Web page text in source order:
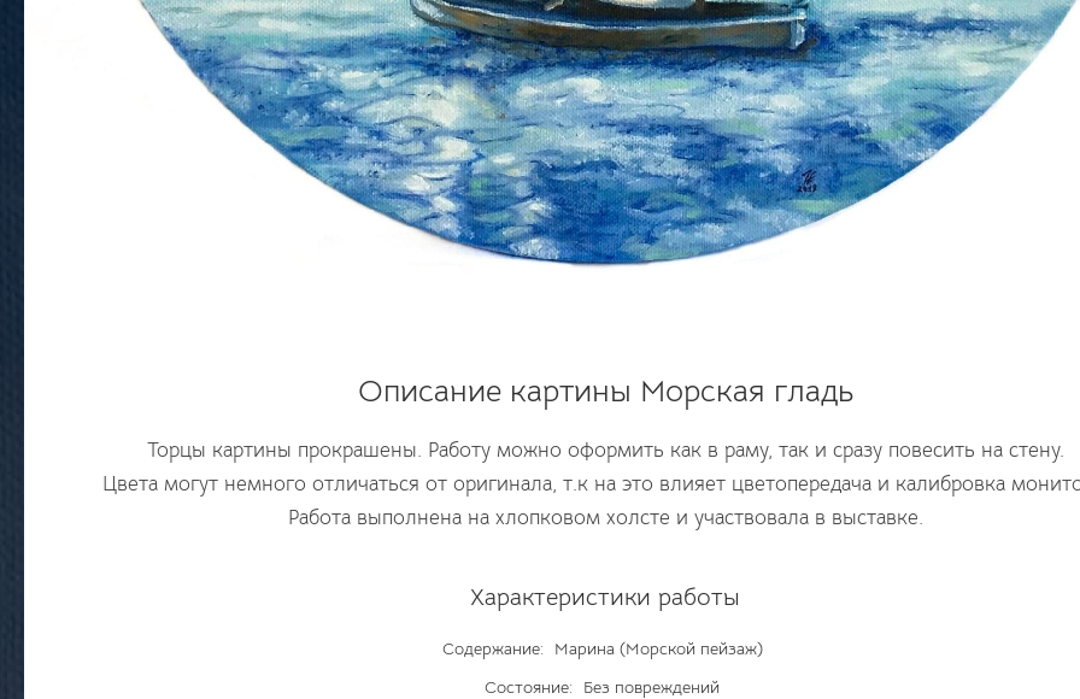
Описание картины Морская гладь
Торцы картины прокрашены. Работу можно оформить как в раму, так и сразу повесить на стену.
Цвета могут немного отличаться от оригинала, т.к на это влияет цветопередача и калибровка
Работа выполнена на хлопковом холсте и участвовала в выставке.
Характеристики работы
Содержание:
Марина (Морской пейзаж)
Состояние:
Без повреждений